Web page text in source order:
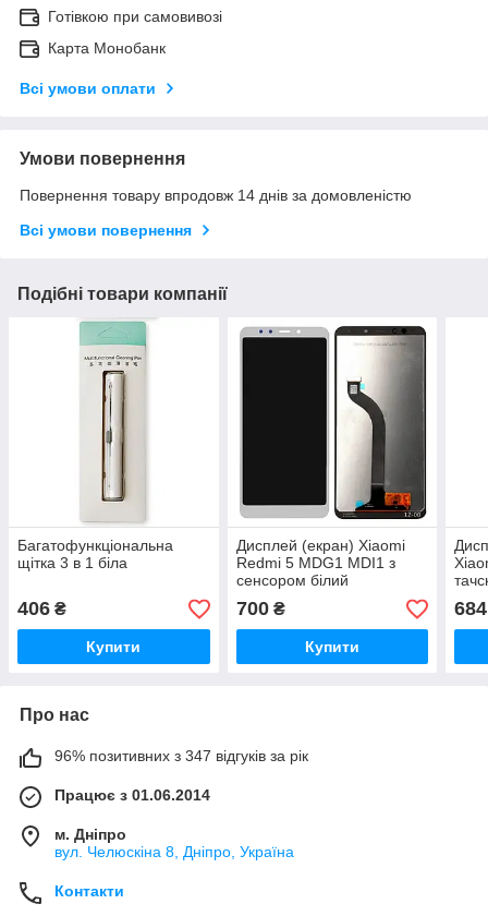
Готівкою при самовивозі
Карта Монобанк
Всі умови оплати
Умови повернення
Повернення товару впродовж 14 днів за домовленістю
Всі умови повернення
Подібні товари компанії
Багатофункціональна
щітка 3 в 1 біла
406 ₴
Купити
Дисплей (екран) Xiaomi
Redmi 5 MDG1 MDI1 з
сенсором білий
700₴
Купити
684
Про нас
96% позитивних з 347 відгуків за рік
Працює з 01.06.2014
м. Дніпро
вул. Челюскіна 8, Дніпро, Україна
Контакти